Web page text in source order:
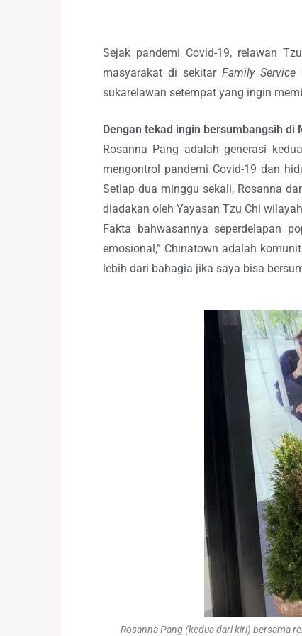
Sejak pandemi Covid-19, relawan
masyarakat di sekitarFamily Service
sukarelawan setempat yang ingin
Dengan tekad ingin bersumbangsih di
Rosanna Pang adalah generasi
mengontrol pandemi Covid-19 dan
Setiap dua minggu sekali, Rosanna
diadakan oleh Yayasan Tzu Chi
Fakta bahwasannya seperdelapan
emosional,” Chinatown adalah
lebih dari bahagia jika saya bisa
Rosanna Pang (kedua dari kiri) bersama